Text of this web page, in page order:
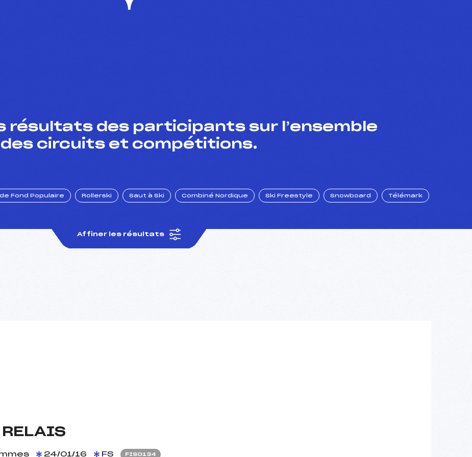
résultats des participants sur l’ensemble
des circuits et compétitions.
Fond Populaire Rollerski Saut à Ski Combiné Nordique Ski Freestyle Snowboard Télémark
Affiner les résultats
RELAIS
24/01/16 FS FIS0134